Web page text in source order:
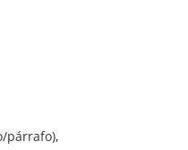
párrafo),